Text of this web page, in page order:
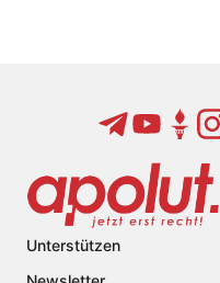
Unterstützen